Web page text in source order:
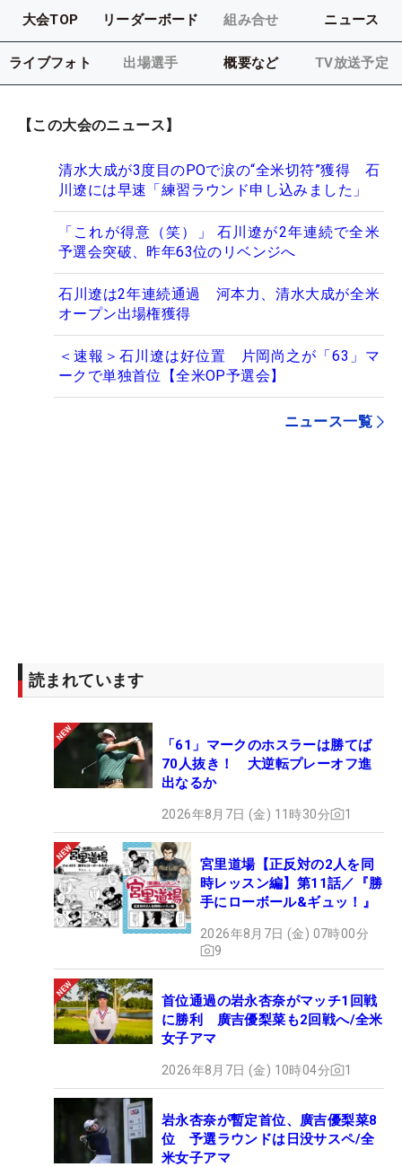
大会TOP リーダーボード 組み合せ ニュース
ライブフォト 出場選手 概要など TV放送予定
【この大会のニュース】
清水大成が3度目のPOで涙の“全米切符”獲得 石
川遼には早速「練習ラウンド申し込みました」
「これが得意（笑）」 石川遼が2年連続で全米
予選会突破、昨年63位のリベンジへ
石川遼は2年連続通過 河本力、清水大成が全米
オープン出場権獲得
＜速報＞石川遼は好位置 片岡尚之が「63」マ
ークで単独首位【全米OP予選会】
ニュース一覧
読まれています
「61」マークのホスラーは勝てば
70人抜き！ 大逆転プレーオフ進
出なるか
2026年8月7日 (金) 11時30分 1
宮里道場【正反対の2人を同
時レッスン編】第11話／『勝
手にローボール&ギュッ！』
2026年8月7日 (金) 07時00分
9
首位通過の岩永杏奈がマッチ1回戦
に勝利 廣吉優梨菜も2回戦へ/全米
女子アマ
2026年8月7日 (金) 10時04分 1
岩永杏奈が暫定首位、廣吉優梨菜8
位 予選ラウンドは日没サスペ/全
米女子アマ